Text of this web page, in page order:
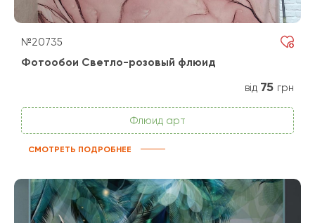
№20735
Фотообои Светло-розовый флюид
від 75 грн
Флюид арт
СМОТРЕТЬ ПОДРОБНЕЕ